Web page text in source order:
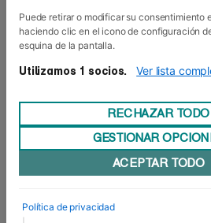
Una plataforma muy
Cuando en 2014 el experto
carrera en la Autoridad
Puede retirar o modificar su consentimiento
haciendo clic en el icono de configuración
esquina de la pantalla.
Utilizamos 1 socios. Ver lista
RECHAZAR TODO
GESTIONAR
ACEPTAR TODO
Política de privacidad